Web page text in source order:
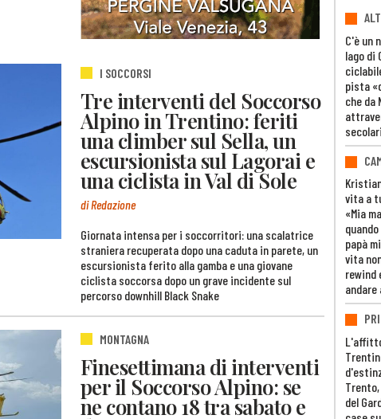
I SOCCORSI
Tre interventi del Soccorso
Alpino in Trentino: feriti
una climber sul Sella, un
escursionista sul Lagorai e
una ciclista in Val di Sole
di Redazione
Giornata intensa per i soccorritori: una scalatrice
straniera recuperata dopo una caduta in parete, un
escursionista ferito alla gamba e una giovane
ciclista soccorsa dopo un grave incidente sul
percorso downhill Black Snake
MONTAGNA
Finesettimana di interventi
per il Soccorso Alpino: se
ne contano 18 tra sabato e
C'è un
lago di
pista
che da
secolari
vita a
«Mia
papà
vita
rewind
del